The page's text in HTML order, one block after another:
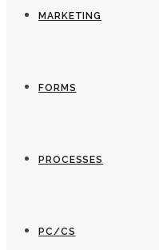
MARKETING
FORMS
PROCESSES
PC/CS